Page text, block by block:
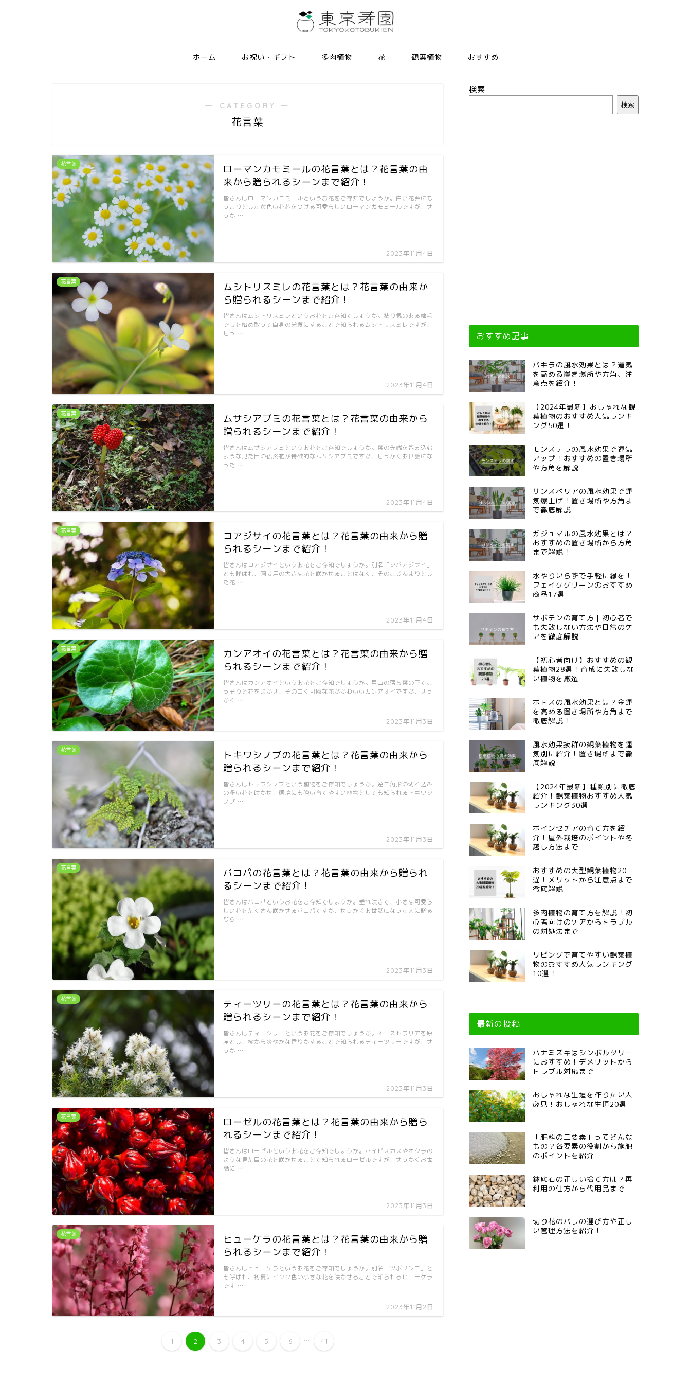
ホーム お祝い・ギフト 多肉植物 花 観葉植物 おすすめ
― CATEGORY ―
花言葉
花言葉
ローマンカモミールの花言葉とは？花言葉の由
来から贈られるシーンまで紹介！
2023年11月4日
皆さんはローマンカモミールというお花をご存知でしょうか。白い花弁にも
っこりとした黄色い花芯をつける可愛らしいローマンカモミールですが、せ
っか …
花言葉
ムシトリスミレの花言葉とは？花言葉の由来か
ら贈られるシーンまで紹介！
2023年11月4日
皆さんはムシトリスミレというお花をご存知でしょうか。粘り気のある綿毛
で虫を絡め取って自身の栄養にすることで知られるムシトリスミレですが、
せっ …
花言葉
ムサシアブミの花言葉とは？花言葉の由来から
贈られるシーンまで紹介！
2023年11月4日
皆さんはムサシアブミというお花をご存知でしょうか。葉の先端を包み込む
ような見た目の仏炎苞が特徴的なムサシアブミですが、せっかくお世話にな
った …
花言葉
コアジサイの花言葉とは？花言葉の由来から贈
られるシーンまで紹介！
2023年11月4日
皆さんはコアジサイというお花をご存知でしょうか。別名「シバアジサイ」
とも呼ばれ、園芸用の大きな花を咲かせることはなく、そのこじんまりとし
た花 …
花言葉
カンアオイの花言葉とは？花言葉の由来から贈
られるシーンまで紹介！
2023年11月3日
皆さんはカンアオイというお花をご存知でしょうか。里山の落ち葉の下でこ
っそりと花を咲かせ、その白く可憐な花がかわいいカンアオイですが、せっ
かく …
花言葉
トキワシノブの花言葉とは？花言葉の由来から
贈られるシーンまで紹介！
2023年11月3日
皆さんはトキワシノブという植物をご存知でしょうか。逆三角形の切れ込み
の多い花を咲かせ、環境にも強い育てやすい植物としても知られるトキワシ
ノブ …
花言葉
バコパの花言葉とは？花言葉の由来から贈られ
るシーンまで紹介！
2023年11月3日
皆さんはバコパというお花をご存知でしょうか。垂れ咲きで、小さな可愛ら
しい花をたくさん咲かせるバコパですが、せっかくお世話になった人に贈る
なら …
花言葉
ティーツリーの花言葉とは？花言葉の由来から
贈られるシーンまで紹介！
2023年11月3日
皆さんはティーツリーというお花をご存知でしょうか。オーストラリアを原
産とし、樹から爽やかな香りがすることで知られるティーツリーですが、せ
っか …
花言葉
ローゼルの花言葉とは？花言葉の由来から贈ら
れるシーンまで紹介！
2023年11月3日
皆さんはローゼルというお花をご存知でしょうか。ハイビスカスやオクラの
ような見た目の花を咲かせることで知られるローゼルですが、せっかくお世
話に …
花言葉
ヒューケラの花言葉とは？花言葉の由来から贈
られるシーンまで紹介！
2023年11月2日
皆さんはヒューケラというお花をご存知でしょうか。別名「ツボサンゴ」と
も呼ばれ、初夏にピンク色の小さな花を咲かせることで知られるヒューケラ
です …
1 2 3 4 5 6 ... 41
検索
検索
おすすめ記事
パキラの風水効果とは？運気
を高める置き場所や方角、注
意点を紹介！
【2024年最新】おしゃれな観
葉植物のおすすめ人気ランキ
ング50選！
モンステラの風水効果で運気
アップ！おすすめの置き場所
や方角を解説
サンスベリアの風水効果で運
気爆上げ！置き場所や方角ま
で徹底解説
ガジュマルの風水効果とは？
おすすめの置き場所から方角
まで解説！
水やりいらずで手軽に緑を！
フェイクグリーンのおすすめ
商品17選
サボテンの育て方｜初心者で
も失敗しない方法や日常のケ
アを徹底解説
【初心者向け】おすすめの観
葉植物28選！育成に失敗しな
い植物を厳選
ポトスの風水効果とは？金運
を高める置き場所や方角まで
徹底解説！
風水効果抜群の観葉植物を運
気別に紹介！置き場所まで徹
底解説
【2024年最新】種類別に徹底
紹介！観葉植物おすすめ人気
ランキング30選
ポインセチアの育て方を紹
介！屋外栽培のポイントや冬
越し方法まで
おすすめの大型観葉植物20
選！メリットから注意点まで
徹底解説
多肉植物の育て方を解説！初
心者向けのケアからトラブル
の対処法まで
リビングで育てやすい観葉植
物のおすすめ人気ランキング
10選！
最新の投稿
ハナミズキはシンボルツリー
におすすめ！デメリットから
トラブル対応まで
おしゃれな生垣を作りたい人
必見！おしゃれな生垣20選
「肥料の三要素」ってどんな
もの？各要素の役割から施肥
のポイントを紹介
鉢底石の正しい捨て方は？再
利用の仕方から代用品まで
切り花のバラの選び方や正し
い管理方法を紹介！